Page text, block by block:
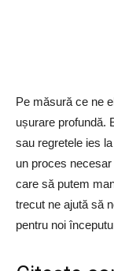
Pe măsură ce ne
ușurare profundă.
sau regretele ies
un proces
care să putem
trecut ne ajută să
pentru noi